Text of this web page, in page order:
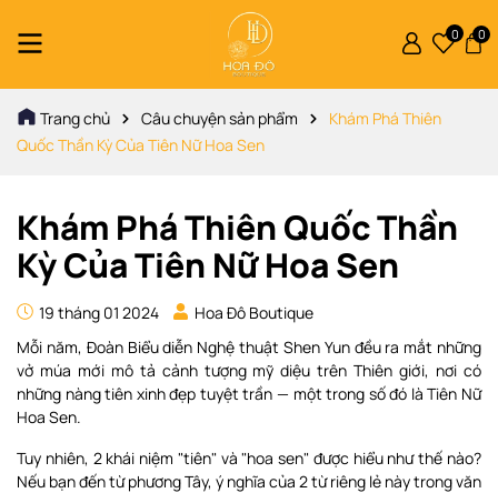
0 0
Trang chủ Câu chuyện sản phẩm
Khám Phá Thiên
Quốc Thần Kỳ Của Tiên Nữ Hoa Sen
Khám Phá Thiên Quốc Thần
Kỳ Của Tiên Nữ Hoa Sen
19 tháng 01 2024
Hoa Đô Boutique
Mỗi năm, Đoàn Biểu diễn Nghệ thuật Shen Yun đều ra mắt những
vở múa mới mô tả cảnh tượng mỹ diệu trên Thiên giới, nơi có
những nàng tiên xinh đẹp tuyệt trần — một trong số đó là Tiên Nữ
Hoa Sen.
Tuy nhiên, 2 khái niệm "tiên" và "hoa sen" được hiểu như thế nào?
Nếu bạn đến từ phương Tây, ý nghĩa của 2 từ riêng lẻ này trong văn